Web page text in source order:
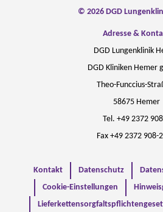
© 2026 DGD
Adresse &
DGD Lungenklinik
DGD Kliniken Hemer
Theo-Funccius-
58675 Hemer
Tel. +49 2372
Fax +49 2372 908-
Kontakt Datenschutz
Cookie-Einstellungen